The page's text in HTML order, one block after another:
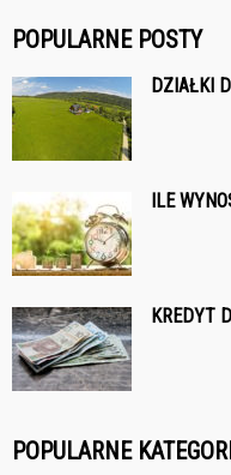
POPULARNE POSTY
DZIAŁKI
ILE
KREDYT
POPULARNE